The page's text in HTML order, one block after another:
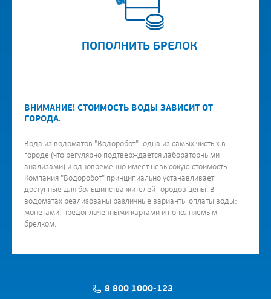
ПОПОЛНИТЬ БРЕЛОК
ВНИМАНИЕ! СТОИМОСТЬ ВОДЫ ЗАВИСИТ ОТ
ГОРОДА.
Вода из водоматов "Водоробот" - одна из самых чистых в
городе (что регулярно подтверждается лабораторными
анализами) и одновременно имеет невысокую стоимость.
Компания "Водоробот" принципиально устанавливает
доступные для большинства жителей городов цены. В
водоматах реализованы различные варианты оплаты воды:
монетами, предоплаченными картами и пополняемым
брелком.
8 800 1000-123